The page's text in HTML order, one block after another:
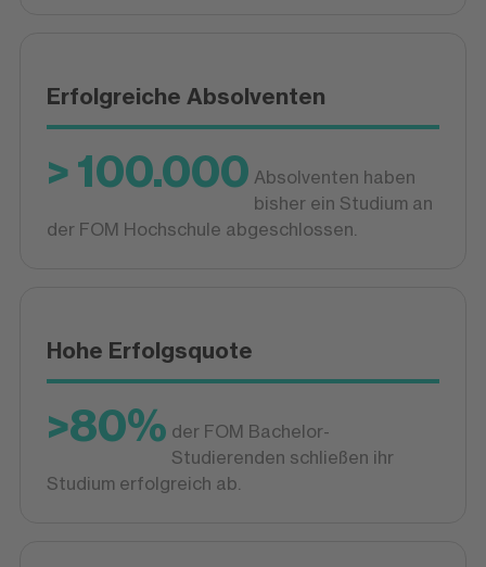
Erfolgreiche Absolventen
> 100.000 Absolventen haben
bisher ein Studium an
der FOM Hochschule abgeschlossen.
Hohe Erfolgsquote
>80% der FOM Bachelor-
Studierenden schließen ihr
Studium erfolgreich ab.